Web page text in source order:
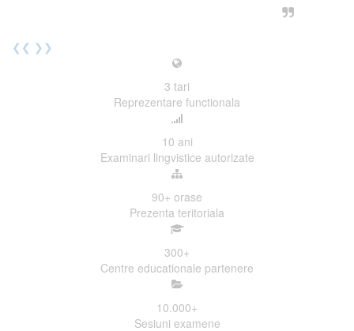
❮❮ ❯❯
3 tari
Reprezentare functionala
10 ani
Examinari lingvistice autorizate
90+ orase
Prezenta teritoriala
300+
Centre educationale partenere
10.000+
Sesiuni examene